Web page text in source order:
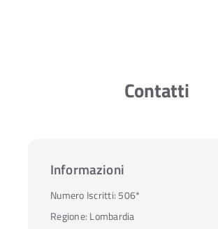
Contatti
Informazioni
Regione: Lombardia
Numero Iscritti: 506*